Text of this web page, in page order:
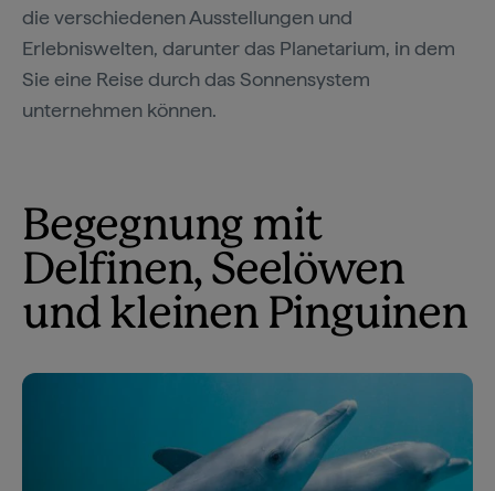
die verschiedenen Ausstellungen und
Erlebniswelten, darunter das Planetarium, in dem
Sie eine Reise durch das Sonnensystem
unternehmen können.
Begegnung mit
Delfinen, Seelöwen
und kleinen Pinguinen